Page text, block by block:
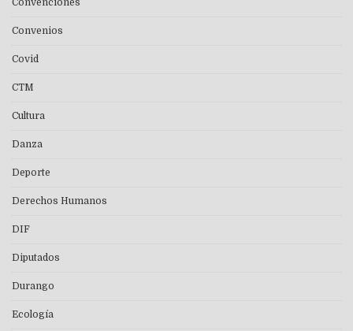
Convenciones
Convenios
Covid
CTM
Cultura
Danza
Deporte
Derechos Humanos
DIF
Diputados
Durango
Ecología